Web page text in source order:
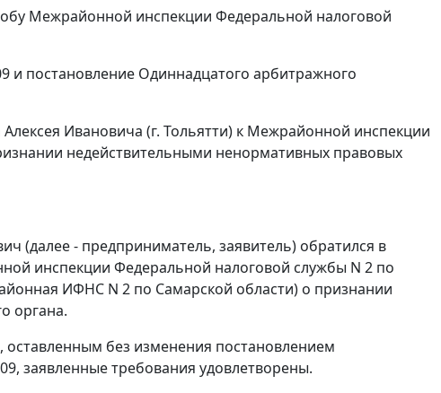
Межрайонной инспекции Федеральной налоговой
и постановление Одиннадцатого арбитражного
Ивановича (г. Тольятти) к Межрайонной инспекции
недействительными ненормативных правовых
(далее - предприниматель, заявитель) обратился в
инспекции Федеральной налоговой службы N 2 по
ИФНС N 2 по Самарской области) о признании
органа.
оставленным без изменения постановлением
заявленные требования удовлетворены.